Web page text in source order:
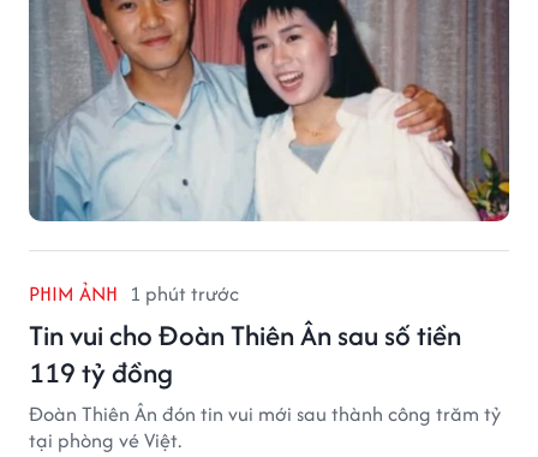
PHIM ẢNH 1 phút trước
Tin vui cho Đoàn Thiên Ân sau số tiền
119 tỷ đồng
Đoàn Thiên Ân đón tin vui mới sau thành công trăm tỷ
tại phòng vé Việt.